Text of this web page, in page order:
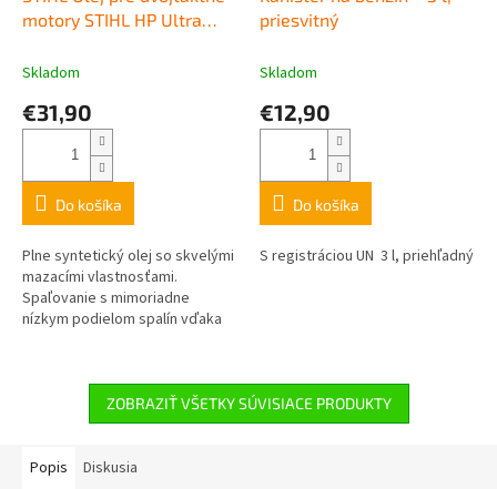
motory STIHL HP Ultra
Skladom
€31,90
Do košíka
Plne syntetický olej so skvelými
mazacími vlastnosťami.
Spaľovanie s mimoriadne
nízkym podielom spalín vďaka
priesvitný
Skladom
€12,90
Do košíka
S registráciou UN 3 l, priehľadný
ZOBRAZIŤ VŠETKY SÚVISIACE PRODUKTY
Popis Diskusia